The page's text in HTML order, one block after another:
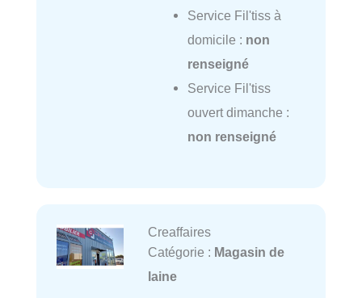
Service Fil'tiss à
domicile : non
renseigné
Service Fil'tiss
ouvert dimanche :
non renseigné
Creaffaires
Catégorie : Magasin de
laine